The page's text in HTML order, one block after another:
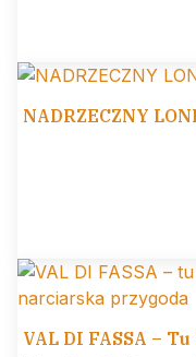
NADRZECZNY
VAL DI FASSA –